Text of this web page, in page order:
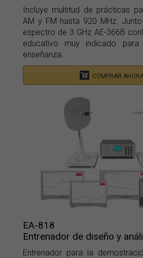
Incluye multitud de prácticas
AM y FM hasta 920 MHz.
espectro de 3 GHz AE-366B
educativo muy indicado
enseñanza.
COMPRAR
EA-818
Entrenador de diseño y
Entrenador para la